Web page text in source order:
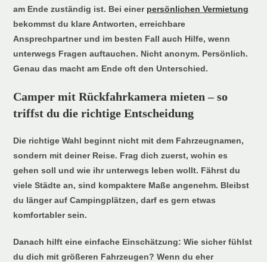
am Ende zuständig ist. Bei einer persönlichen Vermietung
bekommst du klare Antworten, erreichbare
Ansprechpartner und im besten Fall auch Hilfe, wenn
unterwegs Fragen auftauchen. Nicht anonym. Persönlich.
Genau das macht am Ende oft den Unterschied.
Camper mit Rückfahrkamera mieten – so
triffst du die richtige Entscheidung
Die richtige Wahl beginnt nicht mit dem Fahrzeugnamen,
sondern mit deiner Reise. Frag dich zuerst, wohin es
gehen soll und wie ihr unterwegs leben wollt. Fährst du
viele Städte an, sind kompaktere Maße angenehm. Bleibst
du länger auf Campingplätzen, darf es gern etwas
komfortabler sein.
Danach hilft eine einfache Einschätzung: Wie sicher fühlst
du dich mit größeren Fahrzeugen? Wenn du eher